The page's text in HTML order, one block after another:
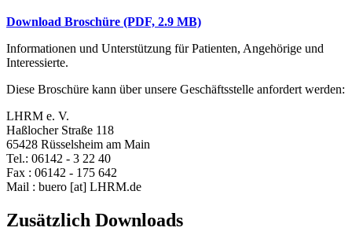
Download Broschüre (PDF, 2.9 MB)
Informationen und Unterstützung für Patienten, Angehörige und
Interessierte.
Diese Broschüre kann über unsere Geschäftsstelle anfordert werden:
LHRM e. V.
Haßlocher Straße 118
65428 Rüsselsheim am Main
Tel.: 06142 - 3 22 40
Fax : 06142 - 175 642
Mail : buero [at] LHRM.de
Zusätzlich Downloads